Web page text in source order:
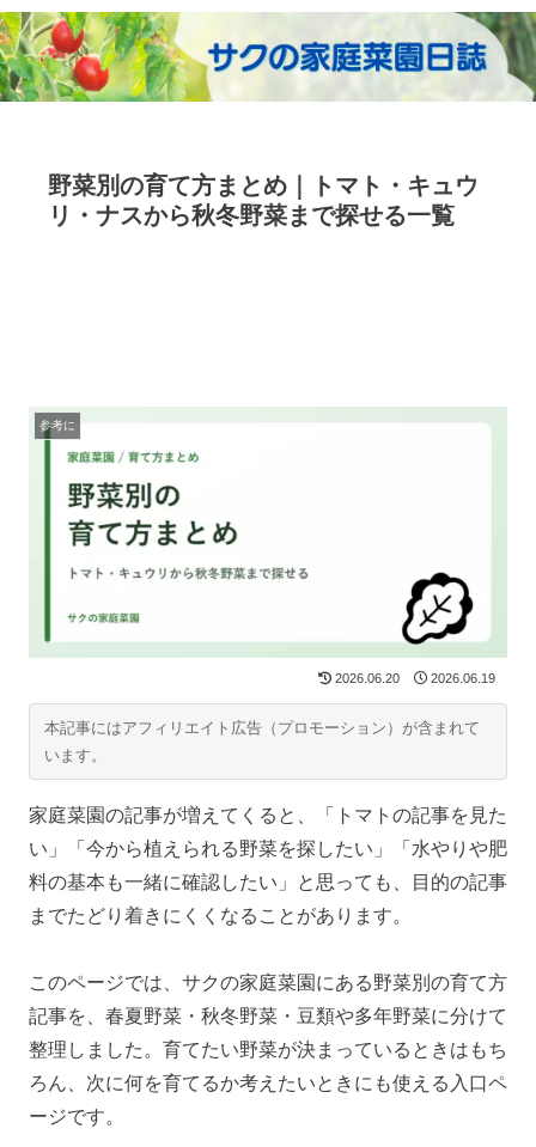
野菜別の育て方まとめ｜トマト・キュウ
リ・ナスから秋冬野菜まで探せる一覧
参考に
2026.06.20 2026.06.19
本記事にはアフィリエイト広告（プロモーション）が含まれて
います。
家庭菜園の記事が増えてくると、「トマトの記事を見た
い」「今から植えられる野菜を探したい」「水やりや肥
料の基本も一緒に確認したい」と思っても、目的の記事
までたどり着きにくくなることがあります。
このページでは、サクの家庭菜園にある野菜別の育て方
記事を、春夏野菜・秋冬野菜・豆類や多年野菜に分けて
整理しました。育てたい野菜が決まっているときはもち
ろん、次に何を育てるか考えたいときにも使える入口ペ
ージです。